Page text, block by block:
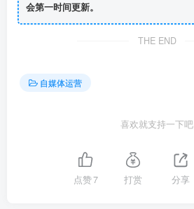
会第一时间更新。
THE END
自媒体运营
喜欢就支持一下吧
点赞7 打赏 分享